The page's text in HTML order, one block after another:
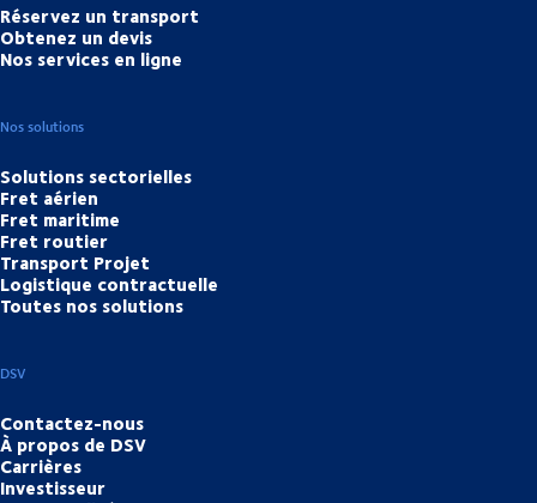
Réservez un transport
Obtenez un devis
Nos services en ligne
Nos solutions
Solutions sectorielles
Fret aérien
Fret maritime
Fret routier
Transport Projet
Logistique contractuelle
Toutes nos solutions
DSV
Contactez-nous
À propos de DSV
Carrières
Investisseur